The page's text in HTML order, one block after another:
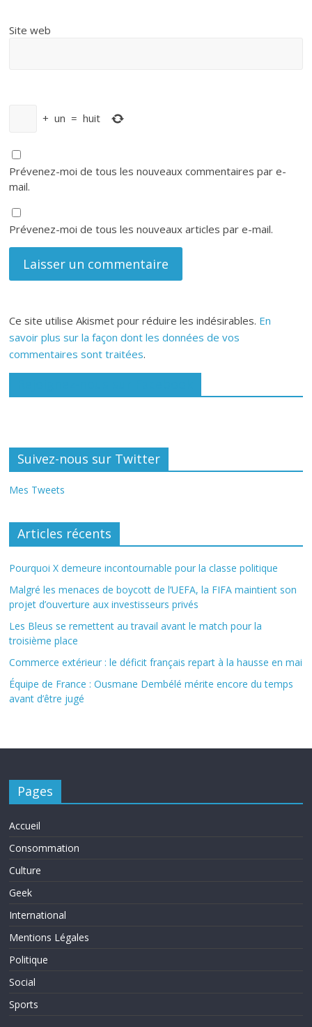
Site web
+ un = huit
Prévenez-moi de tous les nouveaux commentaires par e-
mail.
Prévenez-moi de tous les nouveaux articles par e-mail.
Ce site utilise Akismet pour réduire les indésirables. En
savoir plus sur la façon dont les données de vos
commentaires sont traitées.
Suivez-nous sur Twitter
Mes Tweets
Articles récents
Pourquoi X demeure incontournable pour la classe politique
Malgré les menaces de boycott de l’UEFA, la FIFA maintient son
projet d’ouverture aux investisseurs privés
Les Bleus se remettent au travail avant le match pour la
troisième place
Commerce extérieur : le déficit français repart à la hausse en mai
Équipe de France : Ousmane Dembélé mérite encore du temps
avant d’être jugé
Pages
Accueil
Consommation
Culture
Geek
International
Mentions Légales
Politique
Social
Sports